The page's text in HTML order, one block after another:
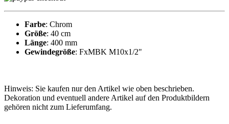
Farbe: Chrom
Größe: 40 cm
Länge: 400 mm
Gewindegröße: FxMBK M10x1/2"
Hinweis: Sie kaufen nur den Artikel wie oben beschrieben.
Dekoration und eventuell andere Artikel auf den Produktbildern
gehören nicht zum Lieferumfang.